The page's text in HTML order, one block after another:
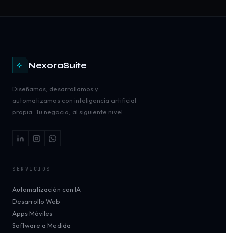
NexoraSuite
Diseñamos, desarrollamos y
automatizamos con inteligencia artificial
propia. Tu negocio, al siguiente nivel.
SERVICIOS
Automatización con IA
Desarrollo Web
Apps Móviles
Software a Medida